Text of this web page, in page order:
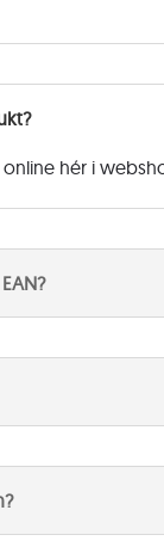
hér i